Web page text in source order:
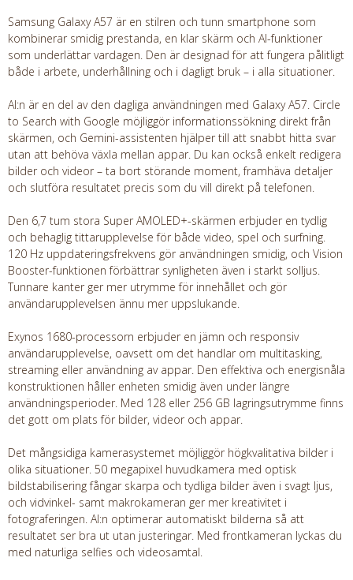
Samsung Galaxy A57 är en stilren och tunn smartphone som
kombinerar smidig prestanda, en klar skärm och AI-funktioner
som underlättar vardagen. Den är designad för att fungera pålitligt
både i arbete, underhållning och i dagligt bruk – i alla situationer.
AI:n är en del av den dagliga användningen med Galaxy A57. Circle
to Search with Google möjliggör informationssökning direkt från
skärmen, och Gemini-assistenten hjälper till att snabbt hitta svar
utan att behöva växla mellan appar. Du kan också enkelt redigera
bilder och videor – ta bort störande moment, framhäva detaljer
och slutföra resultatet precis som du vill direkt på telefonen.
Den 6,7 tum stora Super AMOLED+-skärmen erbjuder en tydlig
och behaglig tittarupplevelse för både video, spel och surfning.
120 Hz uppdateringsfrekvens gör användningen smidig, och Vision
Booster-funktionen förbättrar synligheten även i starkt solljus.
Tunnare kanter ger mer utrymme för innehållet och gör
användarupplevelsen ännu mer uppslukande.
Exynos 1680-processorn erbjuder en jämn och responsiv
användarupplevelse, oavsett om det handlar om multitasking,
streaming eller användning av appar. Den effektiva och energisnåla
konstruktionen håller enheten smidig även under längre
användningsperioder. Med 128 eller 256 GB lagringsutrymme finns
det gott om plats för bilder, videor och appar.
Det mångsidiga kamerasystemet möjliggör högkvalitativa bilder i
olika situationer. 50 megapixel huvudkamera med optisk
bildstabilisering fångar skarpa och tydliga bilder även i svagt ljus,
och vidvinkel- samt makrokameran ger mer kreativitet i
fotograferingen. AI:n optimerar automatiskt bilderna så att
resultatet ser bra ut utan justeringar. Med frontkameran lyckas du
med naturliga selfies och videosamtal.